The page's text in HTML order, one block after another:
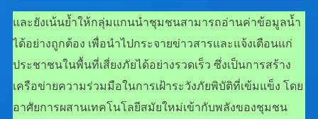
และยังเน้นย้ำให้กลุ่มแกนนำชุมชนสามารถอ่านค่าข้อมูลน้ำ
ได้อย่างถูกต้อง เพื่อนำไปกระจายข่าวสารและแจ้งเตือนแก่
ประชาชนในพื้นที่เสี่ยงภัยได้อย่างรวดเร็ว ซึ่งเป็นการสร้าง
เครือข่ายความร่วมมือในการเฝ้าระวังภัยพิบัติที่เข้มแข็ง โดย
อาศัยการผสานเทคโนโลยีสมัยใหม่เข้ากับพลังของชุมชน